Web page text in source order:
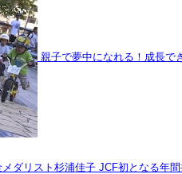
親子で夢中になれる！成長で
ダリスト杉浦佳子 JCF初となる年